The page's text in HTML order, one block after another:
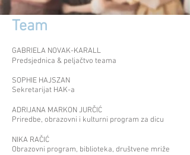
Team
GABRIELA NOVAK-KARALL
Predsjednica & peljačtvo teama
SOPHIE HAJSZAN
Sekretarijat HAK-a
ADRIJANA MARKON JURČIĆ
Priredbe, obrazovni i kulturni program za dicu
NIKA RAČIĆ
Obrazovni program, biblioteka, društvene mriže